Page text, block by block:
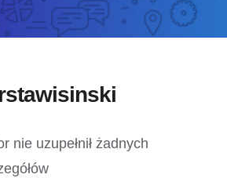
nie uzupełnił żadnych